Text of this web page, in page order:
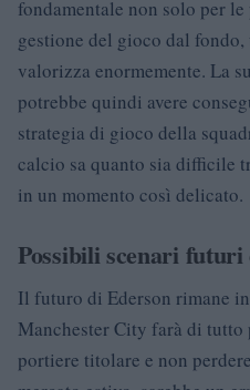
fondamentale non solo per le
gestione del gioco dal
valorizza enormemente. La
potrebbe quindi avere
strategia di gioco della
calcio sa quanto sia difficile
in un momento così delicato.
Possibili scenari
Il futuro di Ederson rimane
Manchester City farà di
portiere titolare e non